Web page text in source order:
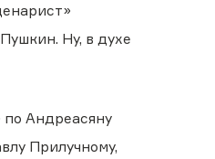
Ну, в духе
по Андреасяну
Прилучному,